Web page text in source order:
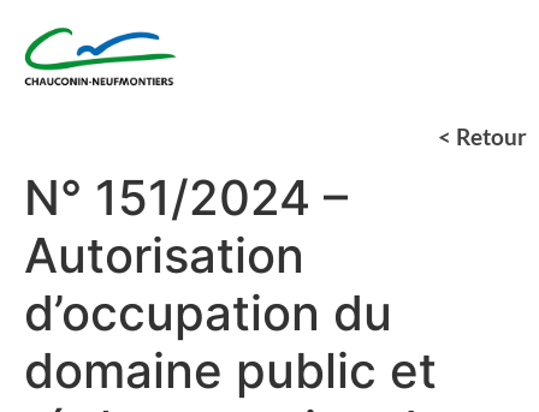
< Retour
N° 151/2024 –
Autorisation
d’occupation du
domaine public et